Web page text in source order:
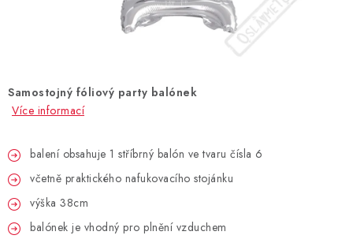
DORTOVÉ SVÍČKY A OZDOBY
DÁRKY
LAMPIONY
OSLAVA PODLE BAREV
Samostojný fóliový party balónek
Více informací
balení obsahuje 1 stříbrný balón ve tvaru čísla 6
včetně praktického nafukovacího stojánku
výška 38cm
balónek je vhodný pro plnění vzduchem